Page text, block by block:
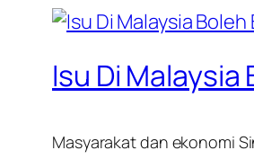
Isu Di
Masyarakat dan ekonomi